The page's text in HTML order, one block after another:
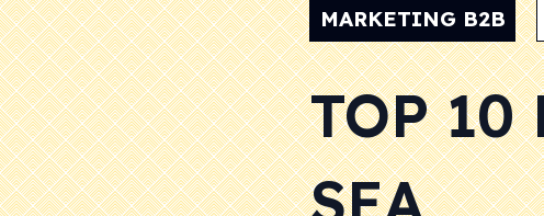
MARKETING B2B
TOP 10